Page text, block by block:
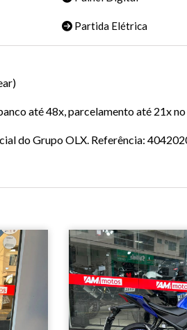
Partida Elétrica
até 48x, parcelamento até 21x
do Grupo OLX. Referência: